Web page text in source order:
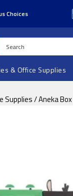
Choices
& Office Supplies
Supplies/Aneka Box